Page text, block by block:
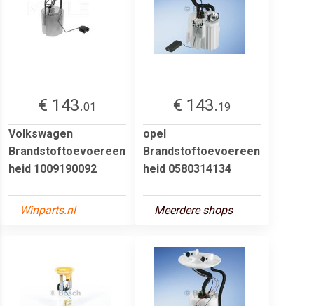
€ 143.01
Volkswagen
Brandstoftoevoereen
heid 1009190092
Winparts.nl
€ 143.19
opel
Brandstoftoevoereen
heid 0580314134
Meerdere shops